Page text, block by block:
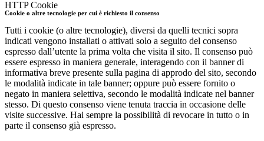
HTTP Cookie
Cookie o altre tecnologie per cui è richiesto il consenso
Tutti i cookie (o altre tecnologie), diversi da quelli tecnici sopra
indicati vengono installati o attivati solo a seguito del consenso
espresso dall’utente la prima volta che visita il sito. Il consenso può
essere espresso in maniera generale, interagendo con il banner di
informativa breve presente sulla pagina di approdo del sito, secondo
le modalità indicate in tale banner; oppure può essere fornito o
negato in maniera selettiva, secondo le modalità indicate nel banner
stesso. Di questo consenso viene tenuta traccia in occasione delle
visite successive. Hai sempre la possibilità di revocare in tutto o in
parte il consenso già espresso.